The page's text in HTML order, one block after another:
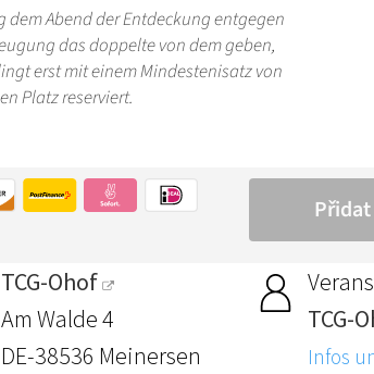
TCG-Ohof
Am Walde 4
DE-38536 Meinersen
TCG-
Infos